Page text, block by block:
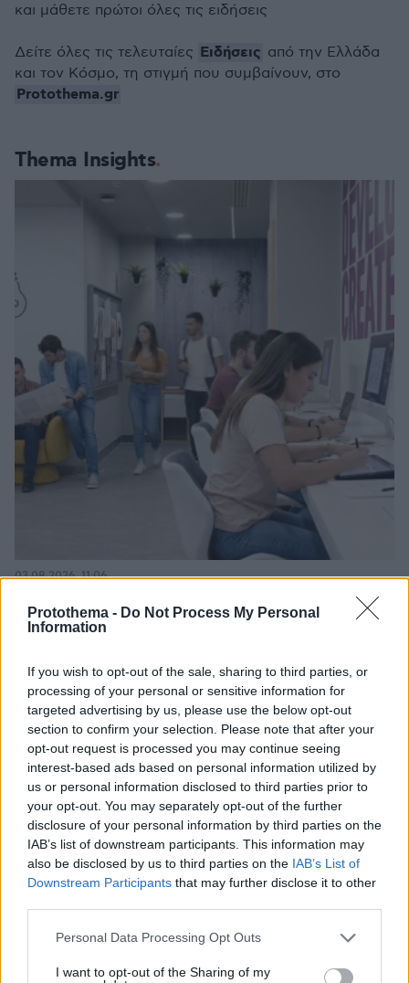
Protothema - Do Not Process My Personal
Information
If you wish to opt-out of the sale, sharing to third parties, or
processing of your personal or sensitive information for
targeted advertising by us, please use the below opt-out
section to confirm your selection. Please note that after your
opt-out request is processed you may continue seeing
interest-based ads based on personal information utilized by
us or personal information disclosed to third parties prior to
your opt-out. You may separately opt-out of the further
disclosure of your personal information by third parties on the
IAB’s list of downstream participants. This information may
also be disclosed by us to third parties on the IAB’s List of
Downstream Participants that may further disclose it to other
Please note that this website/app uses one or more Google
not limited to your visit or usage behaviour. You may click to
Personal Data Processing Opt Outs
I want to opt-out of the Sharing of my
Thema Insights
Κάτι αλλάζει στον χάρτη της πανεπιστημιακής εκπαίδευσης
στην Ελλάδα
03.08.2026, 11:06
Εθνική Τράπεζα: Η κορυφαία επιλογή για τη χρηματοδότηση
μεγάλων έργων
Διασκεδάζουμε υπεύθυνα, επιστρέφουμε με ασφάλεια
και μάθετε πρώτοι όλες τις ειδήσεις
Δείτε όλες τις τελευταίες Ειδήσεις από την Ελλάδα
και τον Κόσμο, τη στιγμή που συμβαίνουν, στο
Protothema.gr
ΡΟΗ ΕΙΔΗΣΕΩΝ
Ειδήσεις Δημοφιλή Σχολιασμένα
Πολύτεκνες οικογένειες: Μόλις 23.097 στην Ελλάδα –